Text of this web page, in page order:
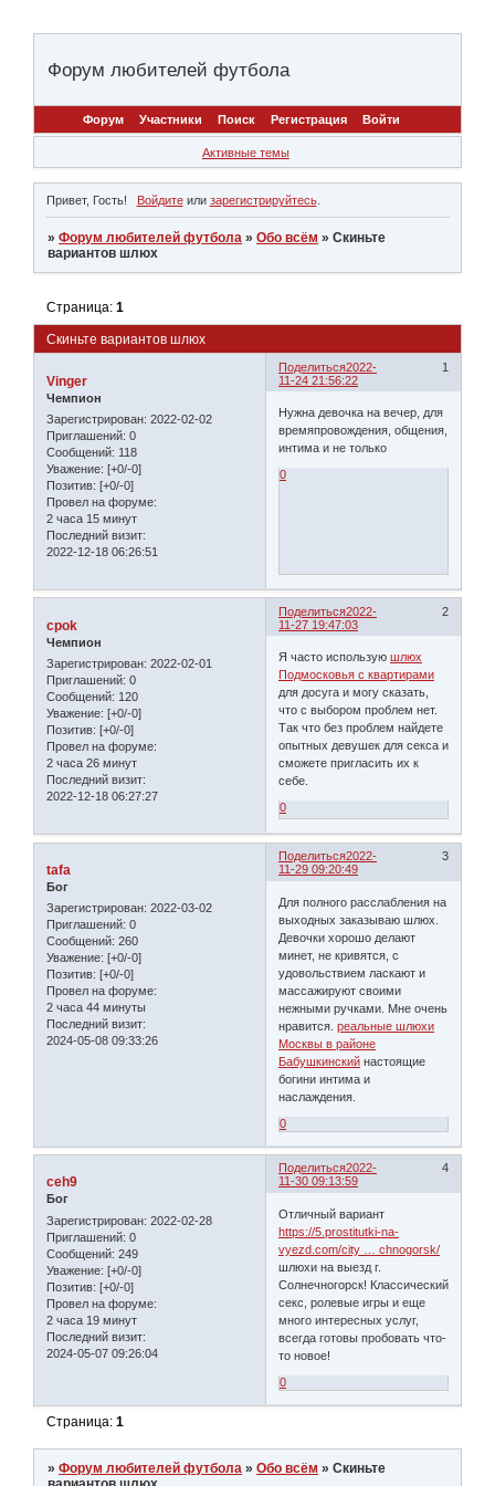
Форум любителей футбола
Форум Участники Поиск Регистрация Войти
Активные темы
Привет, Гость! Войдитеили зарегистрируйтесь.
»Форум любителей футбола »Обо всём »Скиньте
вариантов шлюх
Скиньте вариантов шлюх
Страница:1
Поделиться 1
2022-
11-24 21:56:22
Vinger
Чемпион
Зарегистрирован: 2022-02-02
Приглашений: 0
Сообщений: 118
Уважение: [+0/-0]
Позитив: [+0/-0]
Провел на форуме:
2 часа 15 минут
Последний визит:
2022-12-18 06:26:51
Нужна девочка на вечер, для
времяпровождения, общения,
интима и не только
0
Поделиться 2
2022-
11-27 19:47:03
cpok
Чемпион
Зарегистрирован: 2022-02-01
Приглашений: 0
Сообщений: 120
Уважение: [+0/-0]
Позитив: [+0/-0]
Провел на форуме:
2 часа 26 минут
Последний визит:
2022-12-18 06:27:27
Я часто используюшлюх
Подмосковья с квартирами
для досуга и могу сказать,
что с выбором проблем нет.
Так что без проблем найдете
опытных девушек для секса и
сможете пригласить их к
себе.
0
Поделиться 3
2022-
11-29 09:20:49
tafa
Бог
Зарегистрирован: 2022-03-02
Приглашений: 0
Сообщений: 260
Уважение: [+0/-0]
Позитив: [+0/-0]
Провел на форуме:
2 часа 44 минуты
Последний визит:
2024-05-08 09:33:26
Для полного расслабления на
выходных заказываю шлюх.
Девочки хорошо делают
минет, не кривятся, с
удовольствием ласкают и
массажируют своими
нежными ручками. Мне очень
нравится.реальные шлюхи
Москвы в районе
Бабушкинский настоящие
богини интима и
наслаждения.
0
Поделиться 4
2022-
11-30 09:13:59
ceh9
Бог
Зарегистрирован: 2022-02-28
Приглашений: 0
Сообщений: 249
Уважение: [+0/-0]
Позитив: [+0/-0]
Провел на форуме:
2 часа 19 минут
Последний визит:
2024-05-07 09:26:04
Отличный вариант
https://5.prostitutki-na-
vyezd.com/city … chnogorsk/
шлюхи на выезд г.
Солнечногорск! Классический
секс, ролевые игры и еще
много интересных услуг,
всегда готовы пробовать что-
то новое!
0
Страница:1
»Форум любителей футбола »Обо всём »Скиньте